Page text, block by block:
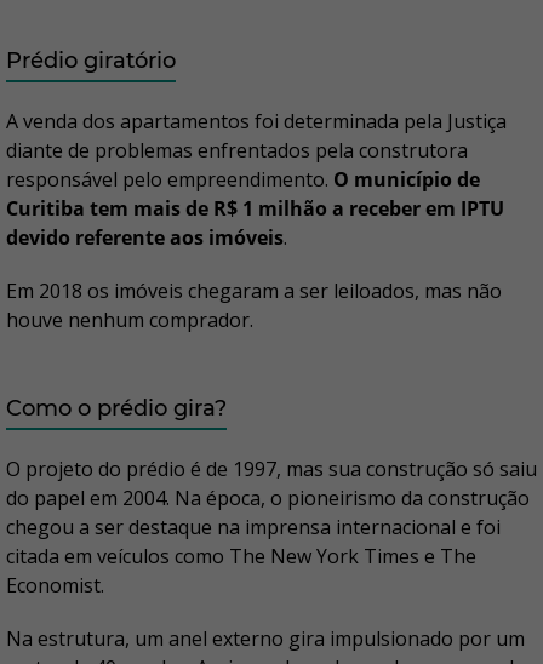
Prédio giratório
A venda dos apartamentos foi determinada pela Justiça
diante de problemas enfrentados pela construtora
responsável pelo empreendimento. O município de
Curitiba tem mais de R$ 1 milhão a receber em IPTU
devido referente aos imóveis.
Em 2018 os imóveis chegaram a ser leiloados, mas não
houve nenhum comprador.
Como o prédio gira?
O projeto do prédio é de 1997, mas sua construção só saiu
do papel em 2004. Na época, o pioneirismo da construção
chegou a ser destaque na imprensa internacional e foi
citada em veículos como The New York Times e The
Economist.
Na estrutura, um anel externo gira impulsionado por um